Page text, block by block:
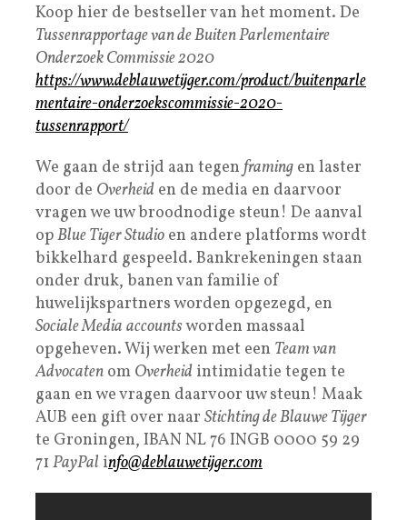
Koop hier de bestseller van het moment. De
Tussenrapportage van de Buiten Parlementaire
Onderzoek Commissie 2020
https://www.deblauwetijger.com/product/buitenparle
mentaire-onderzoekscommissie-2020-
tussenrapport/
We gaan de strijd aan tegen framing en laster
door de Overheid en de media en daarvoor
vragen we uw broodnodige steun! De aanval
opBlue Tiger Studio en andere platforms wordt
bikkelhard gespeeld. Bankrekeningen staan
onder druk, banen van familie of
huwelijkspartners worden opgezegd, en
Sociale Media accountsworden massaal
opgeheven. Wij werken met een Team van
Advocaten om Overheid intimidatie tegen te
gaan en we vragen daarvoor uw steun! Maak
AUB een gift over naar Stichting de Blauwe Tijger
te Groningen, IBAN NL 76 INGB 0000 59 29
71 PayPal info@deblauwetijger.com